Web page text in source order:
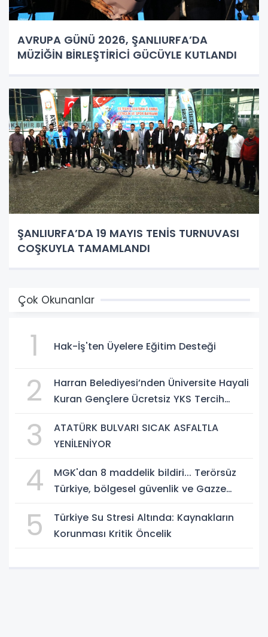
AVRUPA GÜNÜ 2026, ŞANLIURFA’DA
MÜZİĞİN BİRLEŞTİRİCİ GÜCÜYLE KUTLANDI
ŞANLIURFA’DA 19 MAYIS TENİS TURNUVASI
COŞKUYLA TAMAMLANDI
Çok Okunanlar
1 Hak-İş'ten Üyelere Eğitim Desteği
2
Harran Belediyesi’nden Üniversite Hayali
Kuran Gençlere Ücretsiz YKS Tercih
3
ATATÜRK BULVARI SICAK ASFALTLA
YENİLENİYOR
4
MGK'dan 8 maddelik bildiri... Terörsüz
Türkiye, bölgesel güvenlik ve Gazze
5
Türkiye Su Stresi Altında: Kaynakların
Korunması Kritik Öncelik